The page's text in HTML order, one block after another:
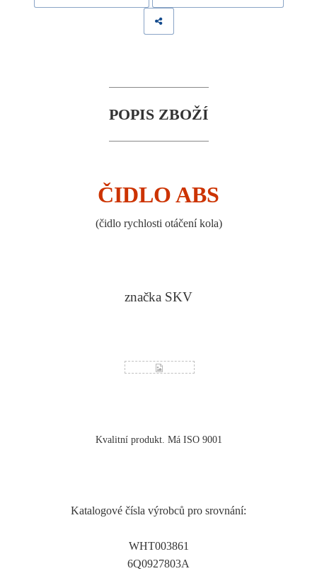
POPIS ZBOŽÍ
ČIDLO ABS
(čidlo rychlosti otáčení kola)
značka SKV
Kvalitní produkt. Má ISO 9001
Katalogové čísla výrobců pro srovnání:
WHT003861
6Q0927803A